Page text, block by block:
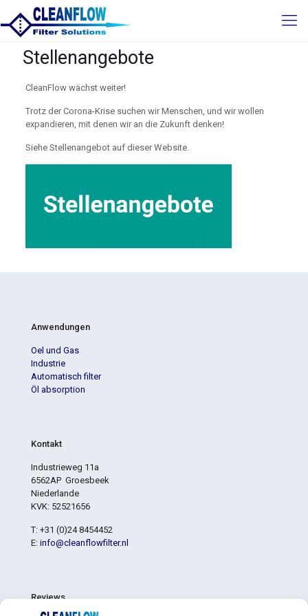
Stellenangebote
CleanFlow wächst weiter!
Trotz der Corona-Krise suchen wir Menschen, und wir wollen
expandieren, mit denen wir an die Zukunft denken!
Siehe Stellenangebot auf dieser Website.
Anwendungen
Oel und Gas
Industrie
Automatisch filter
Öl absorption
Kontakt
Industrieweg 11a
6562AP Groesbeek
Niederlande
KVK: 52521656
T: +31 (0)24 8454452
E: info@cleanflowfilter.nl
Reviews